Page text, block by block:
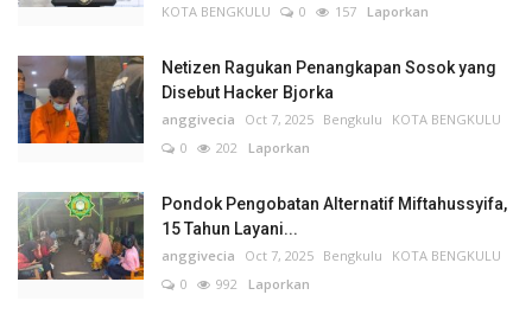
KOTA BENGKULU
0 157 Laporkan
Netizen Ragukan Penangkapan Sosok yang
Disebut Hacker Bjorka
anggivecia Oct 7, 2025 Bengkulu
KOTA BENGKULU
0
202 Laporkan
Pondok Pengobatan Alternatif Miftahussyifa,
15 Tahun Layani...
anggivecia Oct 7, 2025 Bengkulu
KOTA BENGKULU
0
992 Laporkan